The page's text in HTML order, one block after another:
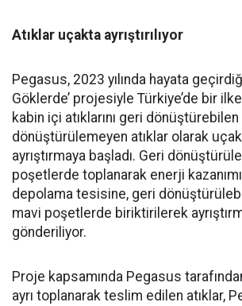
Atıklar uçakta ayrıştırılıyor
Pegasus, 2023 yılında hayata geçirdiği
Göklerde’ projesiyle Türkiye’de bir
kabin içi atıklarını geri dönüştürebilen
dönüştürülemeyen atıklar olarak
ayrıştırmaya başladı. Geri
poşetlerde toplanarak enerji kazanımı
depolama tesisine, geri
mavi poşetlerde biriktirilerek
gönderiliyor.
Proje kapsamında Pegasus
ayrı toplanarak teslim edilen atıklar,